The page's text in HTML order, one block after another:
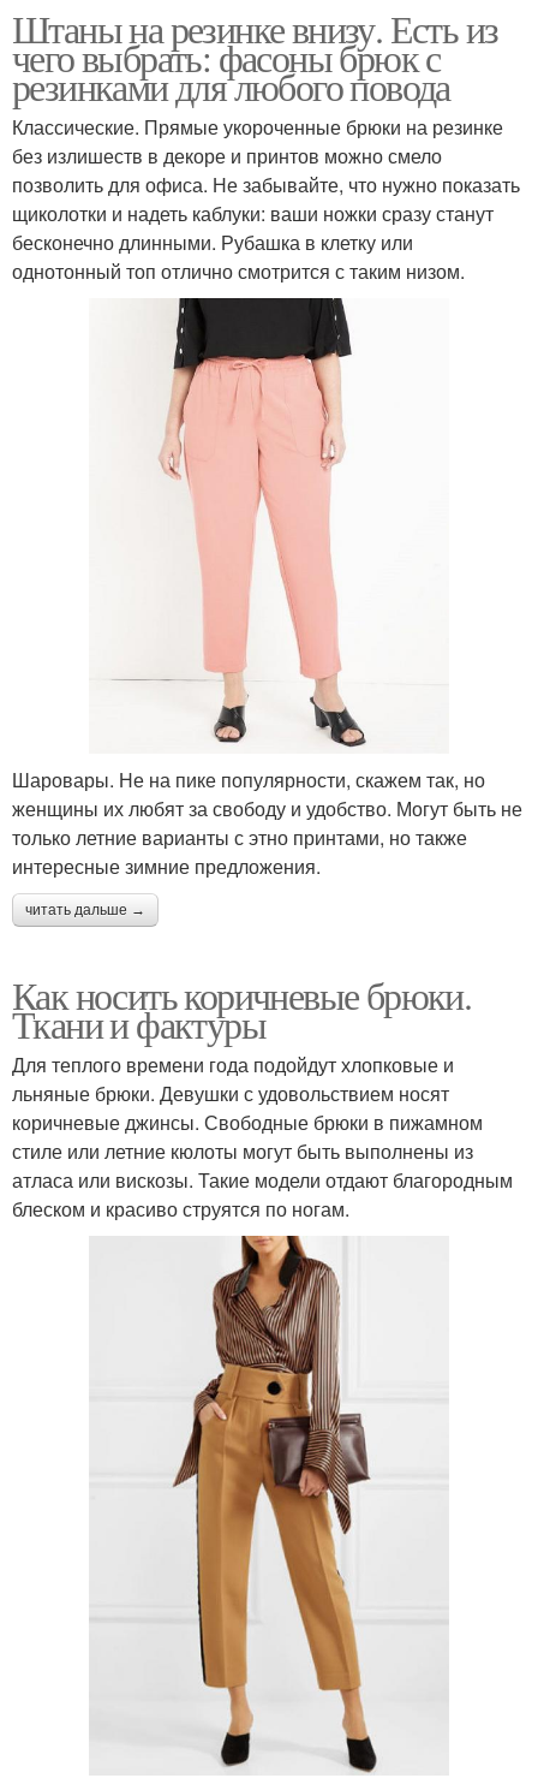
Штаны на резинке внизу. Есть из
чего выбрать: фасоны брюк с
резинками для любого повода
Классические. Прямые укороченные брюки на резинке
без излишеств в декоре и принтов можно смело
позволить для офиса. Не забывайте, что нужно показать
щиколотки и надеть каблуки: ваши ножки сразу станут
бесконечно длинными. Рубашка в клетку или
однотонный топ отлично смотрится с таким низом.
Шаровары. Не на пике популярности, скажем так, но
женщины их любят за свободу и удобство. Могут быть не
только летние варианты с этно принтами, но также
интересные зимние предложения.
читать дальше →
Как носить коричневые брюки.
Ткани и фактуры
Для теплого времени года подойдут хлопковые и
льняные брюки. Девушки с удовольствием носят
коричневые джинсы. Свободные брюки в пижамном
стиле или летние кюлоты могут быть выполнены из
атласа или вискозы. Такие модели отдают благородным
блеском и красиво струятся по ногам.